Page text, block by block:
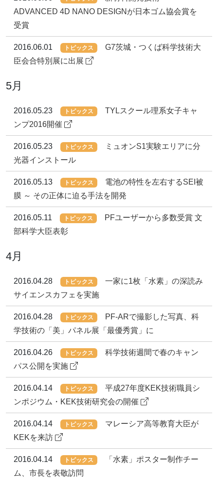
ADVANCED 4D NANO DESIGNが日本ゴム協会賞を
受賞
2016.06.01 トピックス
G7茨城・つくば科学技術大
臣会合特別展に出展
5月
2016.05.23 トピックス
TYLスクール理系女子キャ
ンプ2016開催
2016.05.23 トピックス
ミュオンS1実験エリアに分
光器インストール
2016.05.13 トピックス
電池の特性を左右するSEI被
膜 ～ その正体に迫る手法を開発
2016.05.11 トピックス
PFユーザーから多数受賞 文
部科学大臣表彰
4月
2016.04.28 トピックス
一家に1枚「水素」の深読み
サイエンスカフェを実施
2016.04.28 トピックス
PF-ARで撮影した写真、科
学技術の「美」パネル展「最優秀賞」に
2016.04.26 トピックス
科学技術週間で春のキャン
パス公開を実施
2016.04.14 トピックス
平成27年度KEK技術職員シ
ンポジウム・KEK技術研究会の開催
2016.04.14 トピックス
マレーシア高等教育大臣が
KEKを来訪
2016.04.14 トピックス
「水素」ポスター制作チー
ム、市長を表敬訪問